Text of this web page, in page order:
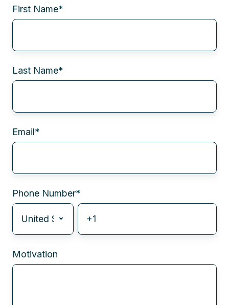
First Name*
Last Name*
Email*
Phone Number*
Motivation